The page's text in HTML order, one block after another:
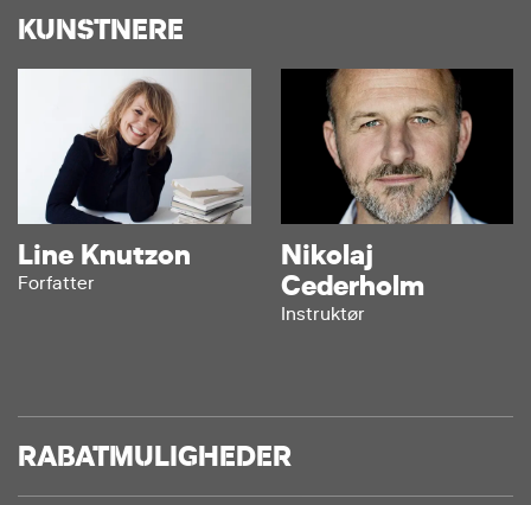
KUNSTNERE
Line Knutzon
Forfatter
Nikolaj
Cederholm
Instruktør
RABATMULIGHEDER